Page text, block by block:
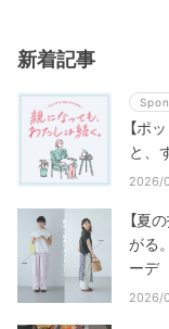
新着記事
【ポ
と、
2026/
【夏
がる
ーデ
2026/